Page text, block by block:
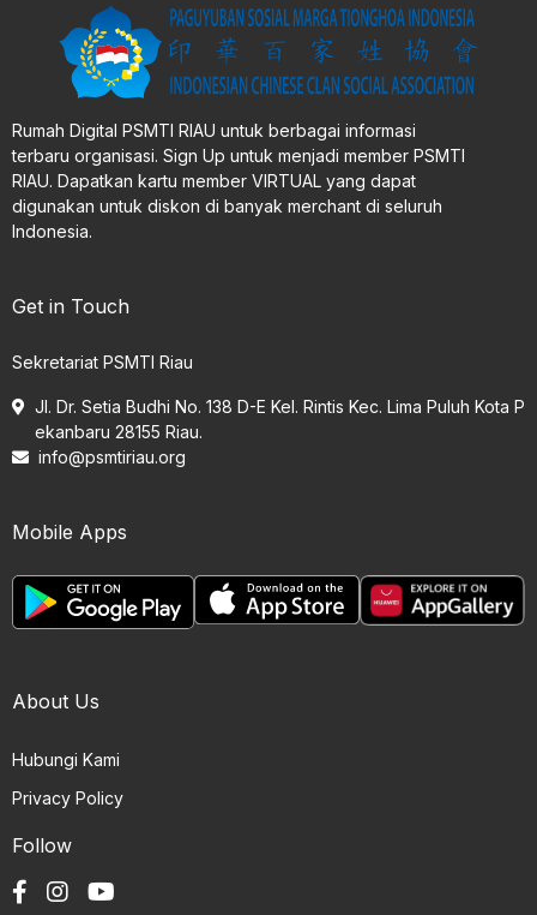
Rumah Digital PSMTI RIAU untuk berbagai informasi
terbaru organisasi. Sign Up untuk menjadi member PSMTI
RIAU. Dapatkan kartu member VIRTUAL yang dapat
digunakan untuk diskon di banyak merchant di seluruh
Indonesia.
Get in Touch
Sekretariat PSMTI Riau
Jl. Dr. Setia Budhi No. 138 D-E Kel. Rintis Kec. Lima Puluh Kota P
ekanbaru 28155 Riau.
info@psmtiriau.org
Mobile Apps
About Us
Hubungi Kami
Privacy Policy
Follow